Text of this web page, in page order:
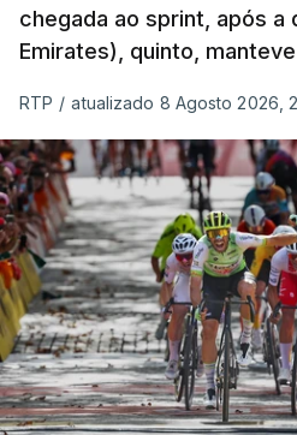
chegada ao sprint, após a
Emirates), quinto,
RTP / atualizado 8 Agosto 2026,